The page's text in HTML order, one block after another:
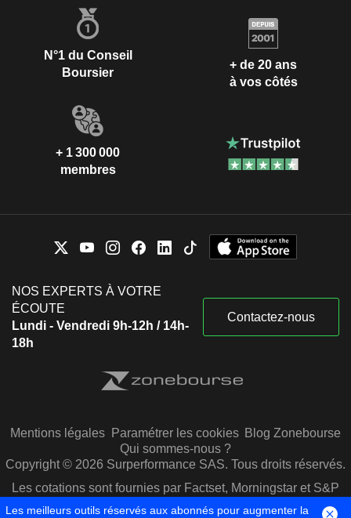
N°1 du Conseil
Boursier
+ de 20 ans
à vos côtés
+ 1 300 000
membres
NOS EXPERTS À VOTRE
ÉCOUTE
Lundi - Vendredi 9h-12h / 14h-
18h
Contactez-nous
Mentions légales Paramétrer les cookies Blog Zonebourse
Qui sommes-nous ?
Copyright © 2026 Surperformance SAS. Tous droits réservés.
Les cotations sont fournies par Factset, Morningstar et S&P
Capital IQ
Les meilleurs outils réservés aux abonnés pour augmenter la